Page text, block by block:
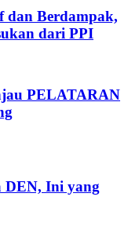
dan Berdampak,
dari PPI
PELATARAN
DEN, Ini yang